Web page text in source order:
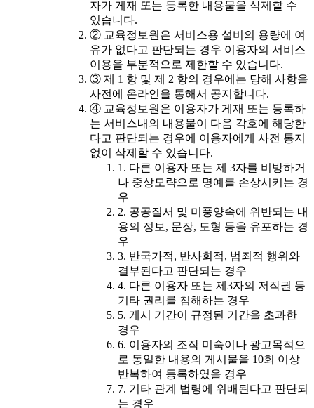
자가 게재 또는 등록한 내용물을 삭제할 수
있습니다.
② 교육정보원은 서비스용 설비의 용량에 여
유가 없다고 판단되는 경우 이용자의 서비스
이용을 부분적으로 제한할 수 있습니다.
③ 제 1 항 및 제 2 항의 경우에는 당해 사항을
사전에 온라인을 통해서 공지합니다.
④ 교육정보원은 이용자가 게재 또는 등록하
는 서비스내의 내용물이 다음 각호에 해당한
다고 판단되는 경우에 이용자에게 사전 통지
없이 삭제할 수 있습니다.
1. 다른 이용자 또는 제 3자를 비방하거
나 중상모략으로 명예를 손상시키는 경
우
2. 공공질서 및 미풍양속에 위반되는 내
용의 정보, 문장, 도형 등을 유포하는 경
우
3. 반국가적, 반사회적, 범죄적 행위와
결부된다고 판단되는 경우
4. 다른 이용자 또는 제3자의 저작권 등
기타 권리를 침해하는 경우
5. 게시 기간이 규정된 기간을 초과한
경우
6. 이용자의 조작 미숙이나 광고목적으
로 동일한 내용의 게시물을 10회 이상
반복하여 등록하였을 경우
7. 기타 관계 법령에 위배된다고 판단되
는 경우